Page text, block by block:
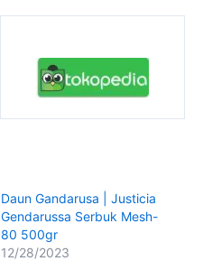
Daun Gandarusa | Justicia
Gendarussa Serbuk Mesh-
80 500gr
12/28/2023